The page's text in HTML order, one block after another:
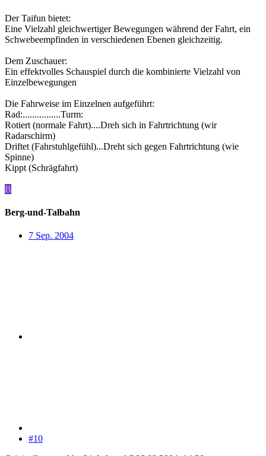
Der Taifun bietet:
Eine Vielzahl gleichwertiger Bewegungen während der Fahrt, ein
Schwebeempfinden in verschiedenen Ebenen gleichzeitig.
Dem Zuschauer:
Ein effektvolles Schauspiel durch die kombinierte Vielzahl von
Einzelbewegungen
Die Fahrweise im Einzelnen aufgeführt:
Rad:................Turm:
Rotiert (normale Fahrt)....Dreh sich in Fahrtrichtung (wir
Radarschirm)
Driftet (Fahrstuhlgefühl)...Dreht sich gegen Fahrtrichtung (wie
Spinne)
Kippt (Schrägfahrt)
B
Berg-und-Talbahn
7 Sep. 2004
#10